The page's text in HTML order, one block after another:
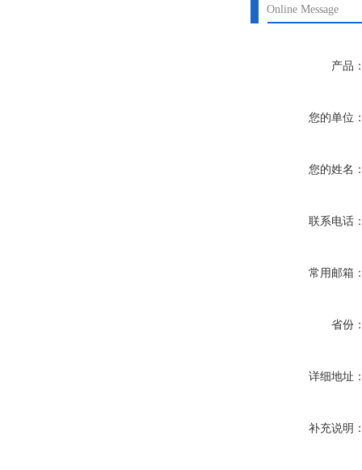
Online Message
产品
您的单位
您的姓名
联系电话
常用邮箱
省份
详细地址
补充说明